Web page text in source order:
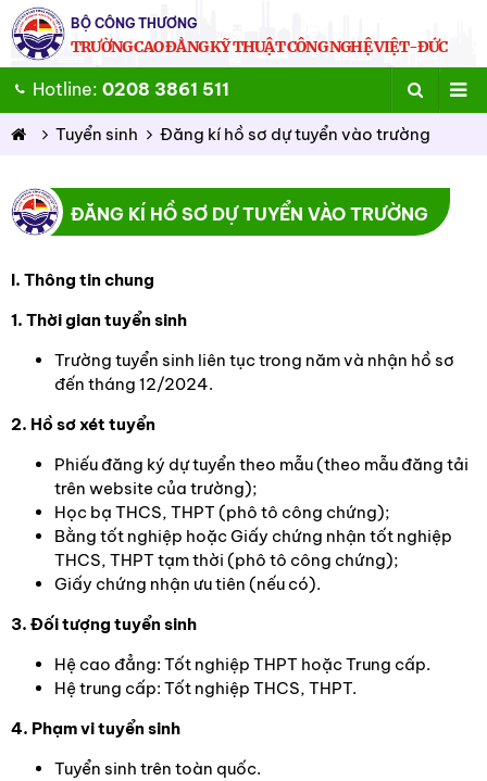
BỘ CÔNG THƯƠNG
TRƯỜNG CAO ĐẲNG KỸ THUẬT CÔNG NGHỆ VIỆT-ĐỨC
Hotline: 0208 3861 511
Tuyển sinh Đăng kí hồ sơ dự tuyển vào trường
ĐĂNG KÍ HỒ SƠ DỰ TUYỂN VÀO TRƯỜNG
I. Thông tin chung
1. Thời gian tuyển sinh
Trường tuyển sinh liên tục trong năm và nhận hồ sơ
đến tháng 12/2024.
2. Hồ sơ xét tuyển
Phiếu đăng ký dự tuyển theo mẫu (theo mẫu đăng tải
trên website của trường);
Học bạ THCS, THPT (phô tô công chứng);
Bằng tốt nghiệp hoặc Giấy chứng nhận tốt nghiệp
THCS, THPT tạm thời (phô tô công chứng);
Giấy chứng nhận ưu tiên (nếu có).
3. Đối tượng tuyển sinh
Hệ cao đẳng: Tốt nghiệp THPT hoặc Trung cấp.
Hệ trung cấp: Tốt nghiệp THCS, THPT.
4. Phạm vi tuyển sinh
Tuyển sinh trên toàn quốc.